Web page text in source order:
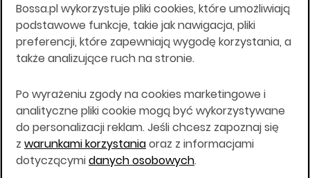
Wszelkie informacje na niniejszej stronie w tym
informacje o produktach inwestycyjnych nie są
kierowane do osób mających miejsce
zamieszkania lub pobytu w Stanach
Japonii, ani w dowolnej innej jurysdykcji, w której
taki materiał byłby sprzeczny z prawem lub w
których zgodne z prawem nabycie produktów
inwestycyjnych nie jest możliwe lub w której nie
jest możliwe złożenie oferty. Prawa obowiązujące
w danej jurysdykcji określają, czy jest możliwe
nabycie poszczególnych produktów
Bossa.pl wykorzystuje pliki cookies, które umożliwiają
podstawowe funkcje, takie jak nawigacja, pliki
preferencji, które zapewniają wygodę korzystania, a
także analizujące ruch na stronie.
Po wyrażeniu zgody na cookies marketingowe i
analityczne pliki cookie mogą być wykorzystywane
do personalizacji reklam. Jeśli chcesz zapoznaj się
z warunkami korzystaniaoraz z informacjami
dotyczącymidanych osobowych.